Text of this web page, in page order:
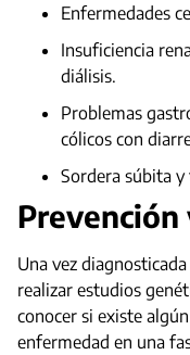
Enfermedades
Insuficiencia
diálisis.
Problemas
cólicos con
Sordera súbita
Una vez
realizar estudios
conocer si existe
enfermedad en una